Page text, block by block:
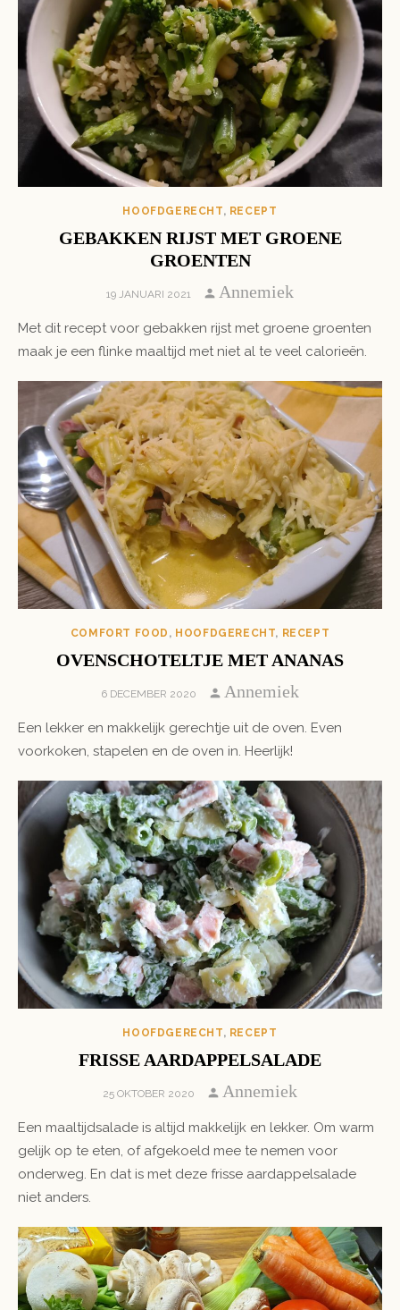
HOOFDGERECHT, RECEPT
GEBAKKEN RIJST MET GROENE
GROENTEN
POSTED
19 JANUARI 2021 Author
Annemiek
Met dit recept voor gebakken rijst met groene groenten
maak je een flinke maaltijd met niet al te veel calorieën.
COMFORT FOOD , HOOFDGERECHT, RECEPT
OVENSCHOTELTJE MET ANANAS
POSTED
6 DECEMBER 2020 Author
Annemiek
Een lekker en makkelijk gerechtje uit de oven. Even
voorkoken, stapelen en de oven in. Heerlijk!
HOOFDGERECHT, RECEPT
FRISSE AARDAPPELSALADE
POSTED
25 OKTOBER 2020 Author
Annemiek
Een maaltijdsalade is altijd makkelijk en lekker. Om warm
gelijk op te eten, of afgekoeld mee te nemen voor
onderweg. En dat is met deze frisse aardappelsalade
niet anders.